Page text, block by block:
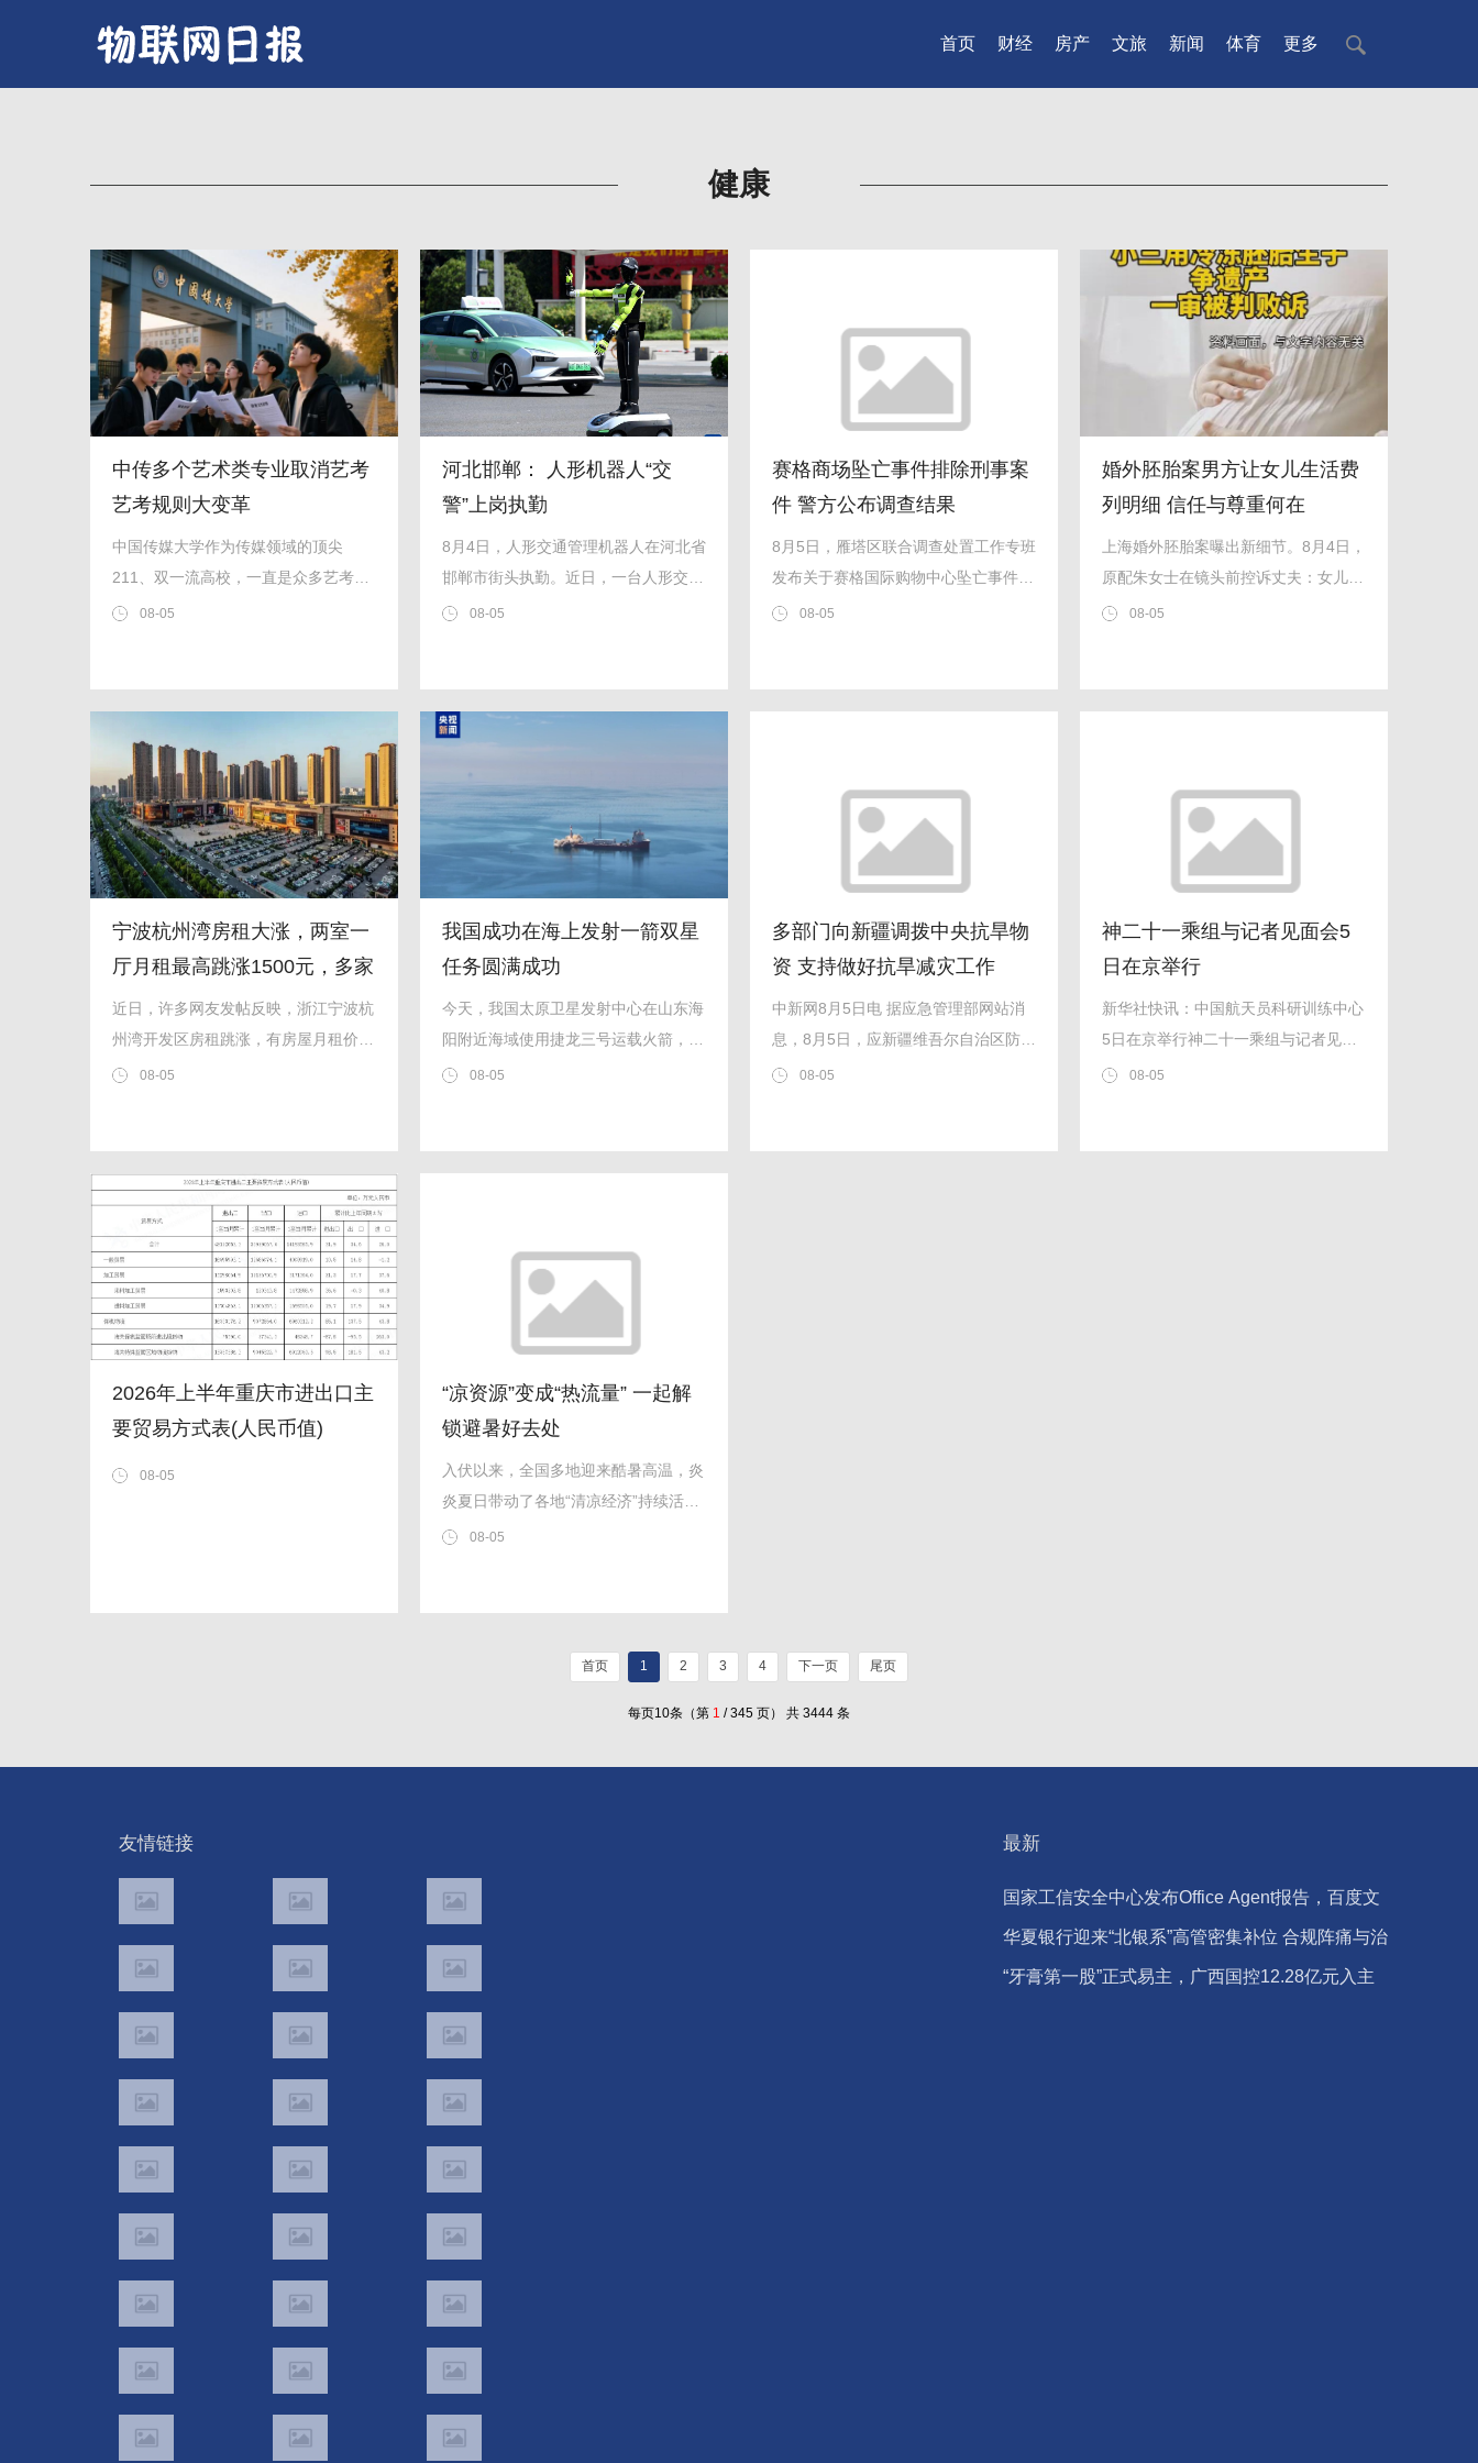
首页 财经 房产 文旅 新闻 体育 更多
健康
中传多个艺术类专业取消艺考
艺考规则大变革
中国传媒大学作为传媒领域的顶尖
211、双一流高校，一直是众多艺考生
的理想学府。近日，该校发布了
改变
08-05
河北邯郸： 人形机器人“交
警”上岗执勤
8月4日，人形交通管理机器人在河北省
邯郸市街头执勤。近日，一台人形交通
管理机器人在河北邯郸街头上岗执勤。
英文双语问路，胸前显示屏还可推送
08-05
赛格商场坠亡事件排除刑事案
件 警方公布调查结果
8月5日，雁塔区联合调查处置工作专班
发布关于赛格国际购物中心坠亡事件的
情况通报。赛格商场位于西安市长安南
08-05
婚外胚胎案男方让女儿生活费
列明细 信任与尊重何在
上海婚外胚胎案曝出新细节。8月4日，
原配朱女士在镜头前控诉丈夫：女儿向
他索要生活费时，他竟要求女儿先提交
08-05
宁波杭州湾房租大涨，两室一
厅月租最高跳涨1500元，多家
中介回应
近日，许多网友发帖反映，浙江宁波杭
州湾开发区房租跳涨，有房屋月租价暴
涨1500元，还有房东毁约清退老租
称，去年7月，他以950元/月的...
08-05
我国成功在海上发射一箭双星
任务圆满成功
今天，我国太原卫星发射中心在山东海
阳附近海域使用捷龙三号运载火箭，成
功将东方慧眼高光谱01、02星送入预
08-05
多部门向新疆调拨中央抗旱物
资 支持做好抗旱减灾工作
中新网8月5日电 据应急管理部网站消
息，8月5日，应新疆维吾尔自治区防汛
抗旱总指挥部请求，国家防总办公室、
08-05
神二十一乘组与记者见面会5
日在京举行
新华社快讯：中国航天员科研训练中心
5日在京举行神二十一乘组与记者见面
会，航天员张陆、武飞、张洪章返回地
08-05
2026年上半年重庆市进出口主
要贸易方式表(人民币值)
08-05
“凉资源”变成“热流量” 一起解
锁避暑好去处
入伏以来，全国多地迎来酷暑高温，炎
炎夏日带动了各地“清凉经济”持续活
跃。08-05
首页 1 2 3 4 下一页 尾页
每页10条（第 1 / 345 页） 共 3444 条
友情链接 最新
国家工信安全中心发布Office Agent报告，百度文
库综合排名第一
华夏银行迎来“北银系”高管密集补位 合规阵痛与治
理变局交织
“牙膏第一股”正式易主，广西国控12.28亿元入主